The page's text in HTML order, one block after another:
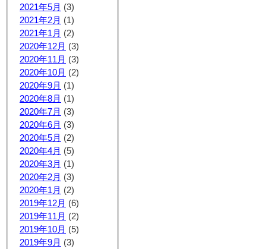
2021年5月 (3)
2021年2月 (1)
2021年1月 (2)
2020年12月 (3)
2020年11月 (3)
2020年10月 (2)
2020年9月 (1)
2020年8月 (1)
2020年7月 (3)
2020年6月 (3)
2020年5月 (2)
2020年4月 (5)
2020年3月 (1)
2020年2月 (3)
2020年1月 (2)
2019年12月 (6)
2019年11月 (2)
2019年10月 (5)
2019年9月 (3)